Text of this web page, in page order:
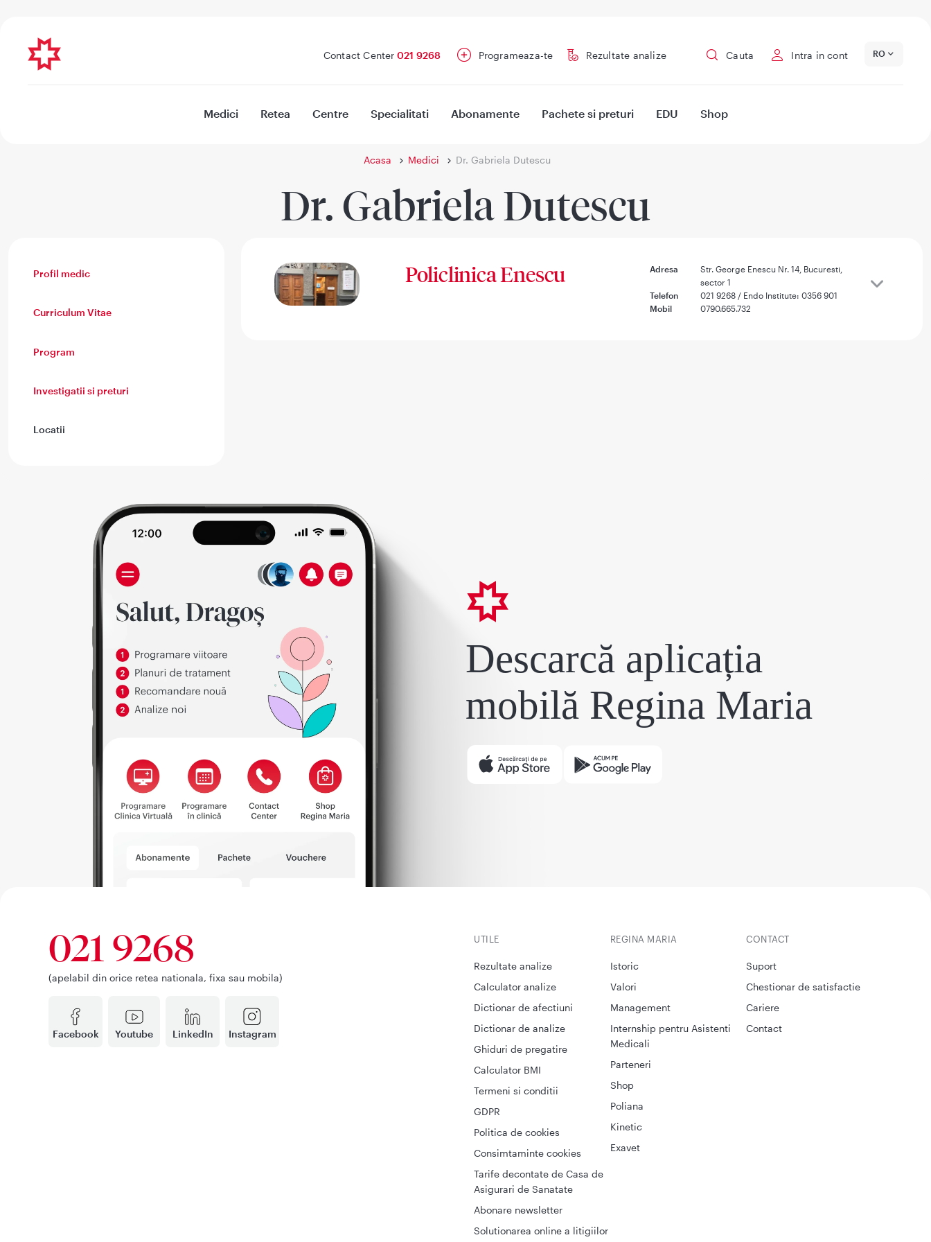
Contact Center 021 9268 Programeaza-te Rezultate analize Cauta Intra in cont RO
Medici Retea Centre Specialitati Abonamente Pachete si preturi EDU Shop
Acasa Medici Dr. Gabriela Dutescu
Dr. Gabriela Dutescu
Profil medic
Curriculum Vitae
Program
Investigatii si preturi
Locatii
Policlinica Enescu Adresa
Str. George Enescu Nr. 14, Bucuresti,
sector 1
Telefon
021 9268 / Endo Institute: 0356 901
Mobil
0790.665.732
Descarcă aplicația
mobilă Regina Maria
Facebook Youtube LinkedIn Instagram
021 9268
(apelabil din orice retea nationala, fixa sau mobila)
UTILE
Rezultate analize
Calculator analize
Dictionar de afectiuni
Dictionar de analize
Ghiduri de pregatire
Calculator BMI
Termeni si conditii
GDPR
Politica de cookies
Consimtaminte cookies
Tarife decontate de Casa de
Asigurari de Sanatate
Abonare newsletter
Solutionarea online a litigiilor
CONTACT
Suport
Chestionar de satisfactie
Cariere
Contact
REGINA MARIA
Istoric
Valori
Management
Internship pentru Asistenti
Medicali
Parteneri
Shop
Poliana
Kinetic
Exavet